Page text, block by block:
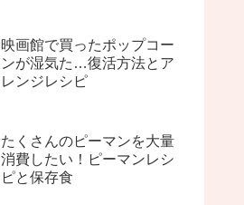
映画館で買ったポップコー
ンが湿気た…復活方法とア
レンジレシピ
たくさんのピーマンを大量
消費したい！ピーマンレシ
ピと保存食